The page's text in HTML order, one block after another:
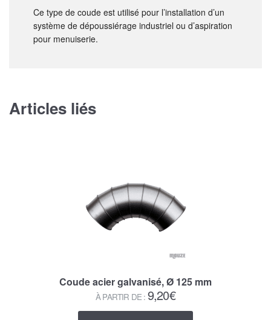
Ce type de coude est utilisé pour l’installation d’un
système de dépoussiérage industriel ou d’aspiration
pour menuiserie.
Articles liés
Coude acier galvanisé, Ø 125 mm
À PARTIR DE : 9,20€